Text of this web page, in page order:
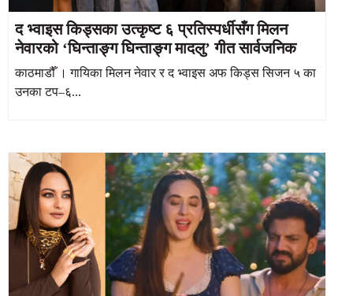
द भ्वाइस किड्सका उत्कृष्ट ६ प्रतिस्पर्धीसँग मिलन
नेवारको ‘घिन्ताङ्ग घिन्ताङ्ग मादलु’ गीत सार्वजनिक
काठमाडौँ । गायिका मिलन नेवार र द भ्वाइस अफ किड्स सिजन ५ का
उनका टप–६...